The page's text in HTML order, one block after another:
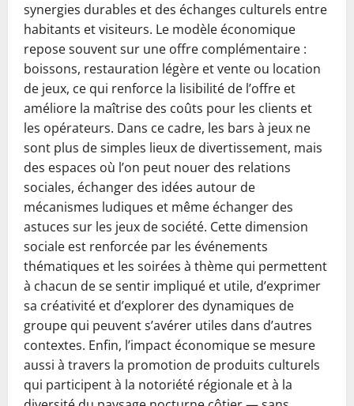
synergies durables et des échanges culturels entre
habitants et visiteurs. Le modèle économique
repose souvent sur une offre complémentaire :
boissons, restauration légère et vente ou location
de jeux, ce qui renforce la lisibilité de l’offre et
améliore la maîtrise des coûts pour les clients et
les opérateurs. Dans ce cadre, les bars à jeux ne
sont plus de simples lieux de divertissement, mais
des espaces où l’on peut nouer des relations
sociales, échanger des idées autour de
mécanismes ludiques et même échanger des
astuces sur les jeux de société. Cette dimension
sociale est renforcée par les événements
thématiques et les soirées à thème qui permettent
à chacun de se sentir impliqué et utile, d’exprimer
sa créativité et d’explorer des dynamiques de
groupe qui peuvent s’avérer utiles dans d’autres
contextes. Enfin, l’impact économique se mesure
aussi à travers la promotion de produits culturels
qui participent à la notoriété régionale et à la